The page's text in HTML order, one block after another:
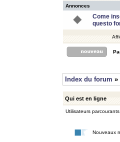
Annonces
Come
questo
Index du forum »
Qui est en ligne
Utilisateurs
Nouveaux